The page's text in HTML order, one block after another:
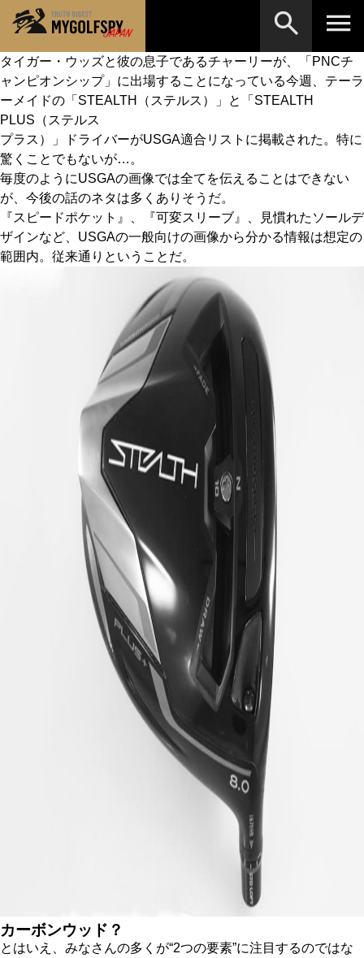
タイガー・ウッズと彼の息子であるチャーリーが、「PNCチ
ャンピオンシップ」に出場することになっている今週、テーラ
ーメイドの「STEALTH（ステルス）」と「STEALTH
PLUS（ステルス
プラス）」ドライバーがUSGA適合リストに掲載された。特に
驚くことでもないが…。
毎度のようにUSGAの画像では全てを伝えることはできない
が、今後の話のネタは多くありそうだ。
『スピードポケット』、『可変スリーブ』、見慣れたソールデ
ザインなど、USGAの一般向けの画像から分かる情報は想定の
範囲内。従来通りということだ。
カーボンウッド？
とはいえ、みなさんの多くが“2つの要素”に注目するのではな
MOST WANTED テストランキング
NEW RELEASES
HOW TO ゴルフ上達・実践テクニック
LAB テスト・データ検証
Golf News ゴルフニュース
REVIEWS 製品レビュー
FAIRWAY WOODS フェアウェイウッド
ハイブリッド
アイアン
ウェッジ
パター
その他
Editor’s Picks 編集部のおすすめ
私たちのチーム
私たちの使命
MyGolfSpyJapanとは？
※メーカー名やクラブ名など、検索したい事柄を入
力してください。